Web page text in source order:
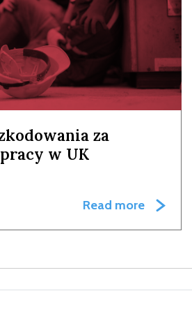
za
w UK
Read more